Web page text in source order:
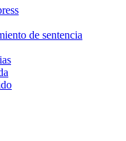
de sentencia